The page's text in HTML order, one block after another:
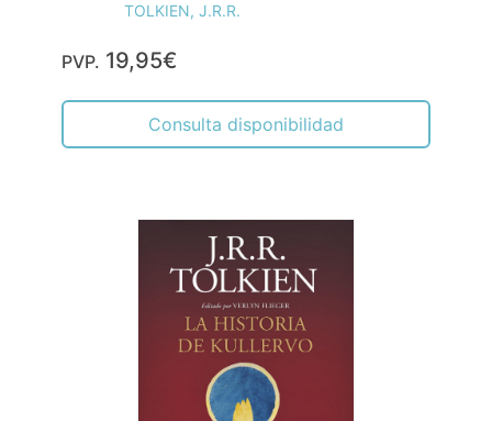
TOLKIEN, J.R.R.
PVP. 19,95€
Consulta disponibilidad